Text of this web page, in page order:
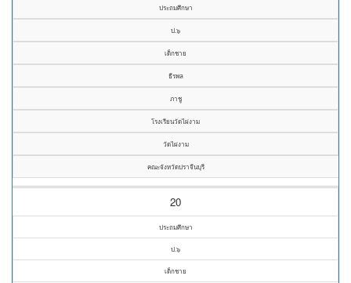
ประถมศึกษา
ป.๖
เด็กชาย
ธีรพล
ภาชู
โรงเรียนวัดไผ่งาม
วัดไผ่งาม
คณะจังหวัดปราจีนบุรี
20
ประถมศึกษา
ป.๖
เด็กชาย